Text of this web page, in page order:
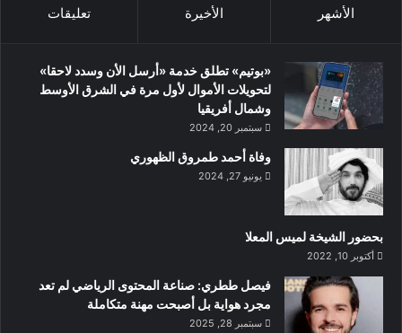
الأشهر الأخيرة تعليقات
«بوتيم» تطلق خدمة «أرسل الأن وسدد لاحقا»
لتحويلات الأموال لأول مرة في الشرق الأوسط
وشمال أفريقيا
سبتمبر 20, 2024
وفاة أحمد طمروق الظهوري
يونيو 27, 2024
بحضور الشيخة لميس المعلا
أكتوبر 10, 2022
‏فيصل ططري: صناعة المحتوى الرياضي لم تعد
مجرد هواية بل أصبحت مهنة متكاملة
سبتمبر 28, 2025